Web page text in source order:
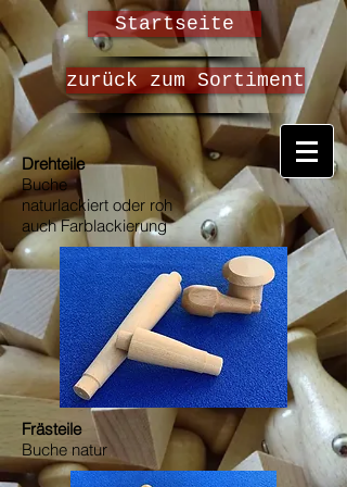
Startseite
zurück zum Sortiment
Drehteile
Buche
naturlackiert oder roh
auch Farblackierung
Frästeile
Buche natur